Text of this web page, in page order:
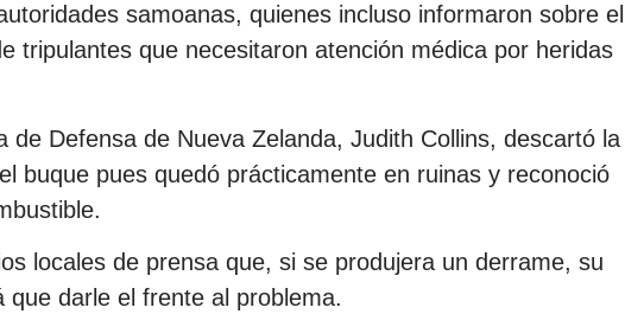
samoanas, quienes incluso informaron sobre el
tripulantes que necesitaron atención médica por heridas
de Defensa de Nueva Zelanda, Judith Collins, descartó la
buque pues quedó prácticamente en ruinas y reconoció
locales de prensa que, si se produjera un derrame, su
que darle el frente al problema.